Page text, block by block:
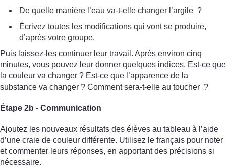
De quelle manière l’eau va-t-elle changer l’argile ?
Écrivez toutes les modifications qui vont se produire,
d’après votre groupe.
Puis laissez-les continuer leur travail. Après environ cinq
minutes, vous pouvez leur donner quelques indices. Est-ce que
la couleur va changer ? Est-ce que l’apparence de la
substance va changer ? Comment sera-t-elle au toucher ?
Étape 2b - Communication
Ajoutez les nouveaux résultats des élèves au tableau à l’aide
d’une craie de couleur différente. Utilisez le français pour noter
et commenter leurs réponses, en apportant des précisions si
nécessaire.